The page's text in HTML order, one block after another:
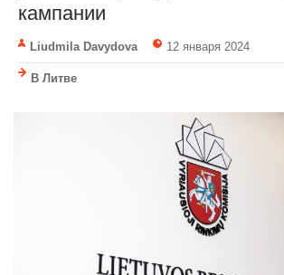
кампании
Liudmila Davydova 12 января 2024
В Литве